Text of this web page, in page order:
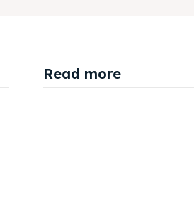
Read more